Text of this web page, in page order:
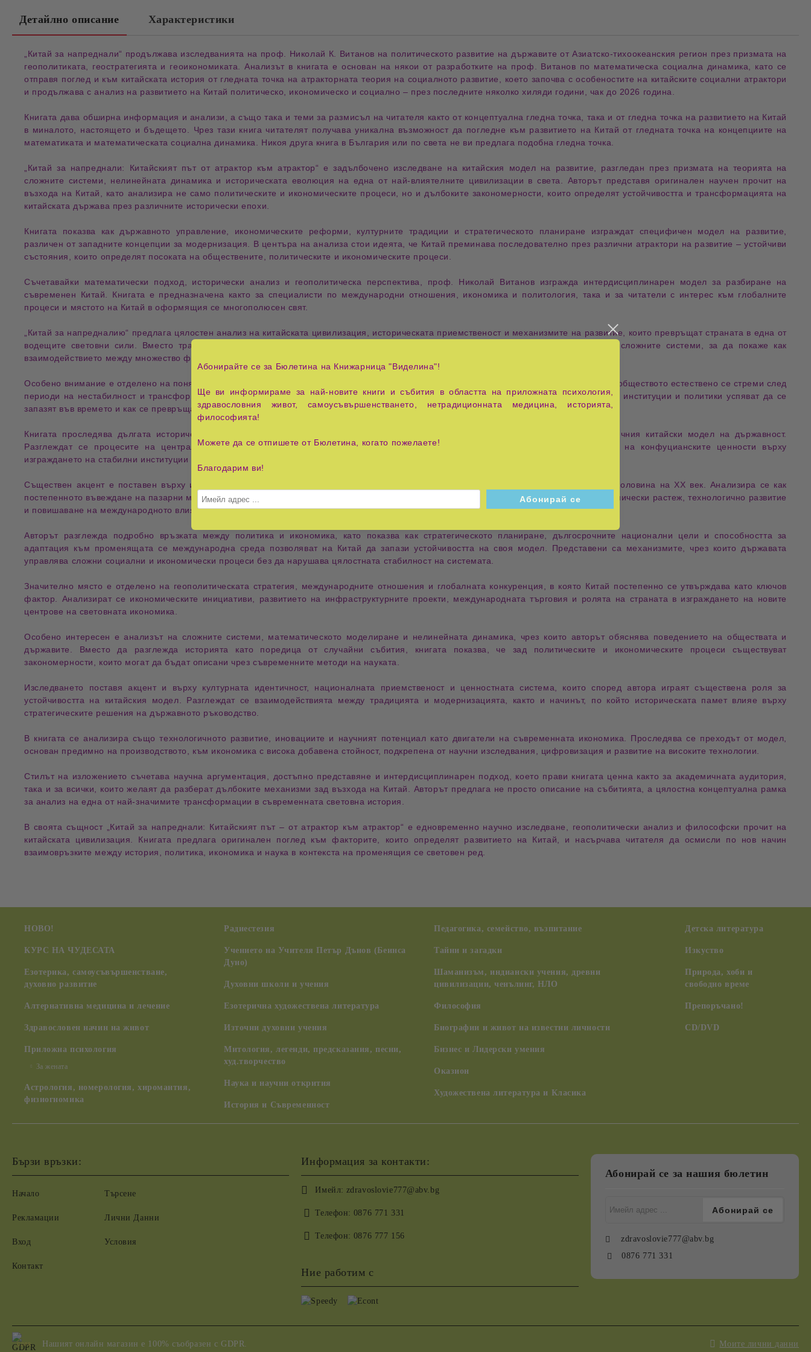
Детайлно описание Характеристики
Китай за напреднали“ продължава изследванията на проф. Николай К. Витанов на политическото развитие
геополитиката
геостратегията и геоикономиката. Анализът в книгата е основан на някои от разработките на проф. Витанов по математическа социална динамика , като се
отправя поглед и към китайската история от гледната точка на атракторната теория на социалното развитие, което започва с особеностите на китайските социални атрактори
и продължава с анализ на развитието на Китай политическо, икономическо и социално – през последните няколко хиляди години, чак до 2026 година
Книгата дава обширна информация и анализи , а също така и теми за размисъл на читателя както от концептуална гледна точка, така и от гледна точка на развитието на Китай
в миналото настоящето и бъдещето
математиката и математическата социална динамика . Никоя друга книга в България или по света не ви предлага подобна гледна точка
„Китай за напреднали: Китайският път от атрактор към атрактор“ е задълбочено изследване на китайския модел на развитие , разгледан през призмата на теорията на
сложните системи
нелинейната динамика и историческата еволюция на една от най-влиятелните цивилизации в света. Авторът представя оригинален научен прочит на
възхода на Китай, като анализира не само политическите и икономическите процеси, но и дълбоките закономерности, които определят устойчивостта и трансформацията на
китайската държава през различните исторически епохи.
Книгата показва как държавното управление икономическите реформи културните традиции истратегическото планиране
изграждат специфичен модел на развитие,
различен от западните концепции за модернизация. В центъра на анализа стои идеята, че Китай преминава последователно през различни атрактори на развитие – устойчиви
състояния, които определят посоката на обществените, политическите и икономическите процеси.
Съчетавайки математически подход исторически анализ и геополитическа перспектива
, проф. Николай Витанов изгражда интердисциплинарен модел за разбиране на
съвременен Китай. Книгата е предназначена както за специалисти по международни отношения, икономика и политология, така и за читатели с интерес към глобалните
процеси и мястото на Китай в оформящия се многополюсен свят.
„Китай за напредналию“ предлага цялостен анализ на китайската цивилизация историческата приемственост и механизмите на развитие , които превръщат страната в една от
водещите световни сили. Вместо традиционен политически или икономически обзор, авторът използва концепции от теорията на сложните системи, за да покаже как
взаимодействието между множество фактори формира устойчиви модели на обществено развитие.
Особено внимание е отделено на понятието
, към които обществото естествено се стреми след
периоди на нестабилност и трансформация. Чрез този подход читателят получава възможност да разбере защо определени решения, институции и политики успяват да се
запазят във времето и как се превръщат в основа за следващите етапи от развитието на Китай.
Книгата проследява дългата историческа еволюция
, които оформят специфичния китайски модел на държавност.
Разглеждат се процесите на централизация, административното управление, ролята на традиционната философия и влиянието на конфуцианските ценности върху
изграждането на стабилни институции и обществен ред.
Съществен акцент е поставен върху икономическите реформи
, започнали през втората половина на XX век. Анализира се как
постепенното въвеждане на пазарни механизми при запазване на силна държавна координация създава условия за впечатляващ икономически растеж, технологично развитие
и повишаване на международното влияние на Китай.
Авторът разглежда подробно връзката между политика и икономика , като показва как стратегическото планиране, дългосрочните национални цели и способността за
адаптация към променящата се международна среда позволяват на Китай да запази устойчивостта на своя модел. Представени са механизмите, чрез които държавата
управлява сложни социални и икономически процеси без да нарушава цялостната стабилност на системата.
Значително място е отделено на геополитическата стратегия международните отношения и глобалната конкуренция
, в която Китай постепенно се утвърждава като ключов
фактор. Анализират се икономическите инициативи, развитието на инфраструктурните проекти, международната търговия и ролята на страната в изграждането на новите
центрове на световната икономика.
Особено интересен е анализът на сложните системи математическото моделиране и нелинейната динамика , чрез които авторът обяснява поведението на обществата и
държавите. Вместо да разглежда историята като поредица от случайни събития, книгата показва, че зад политическите и икономическите процеси съществуват
закономерности, които могат да бъдат описани чрез съвременните методи на науката.
Изследването поставя акцент и върху културната идентичност, националната приемственост и ценностната система , които според автора играят съществена роля за
устойчивостта на китайския модел. Разглеждат се взаимодействията между традицията и модернизацията, както и начинът, по който историческата памет влияе върху
стратегическите решения на държавното ръководство.
В книгата се анализира същотехнологичното развитие иновациите и научният потенциал като двигатели на съвременната икономика. Проследява се преходът от модел,
основан предимно на производството, към икономика с висока добавена стойност, подкрепена от научни изследвания, цифровизация и развитие на високите технологии.
Стилът на изложението съчетава научна аргументация достъпно представяне и интердисциплинарен подход
, което прави книгата ценна както за академичната аудитория,
така и за всички, които желаят да разберат дълбоките механизми зад възхода на Китай. Авторът предлага не просто описание на събитията, а цялостна концептуална рамка
за анализ на една от най-значимите трансформации в съвременната световна история.
В своята същност „Китай за напреднали: Китайският път – от атрактор към атрактор“ е едновременно научно изследване геополитически анализ ифилософски прочит на
китайската цивилизация. Книгата предлага оригинален поглед към факторите, които определят развитието на Китай, и насърчава читателя да осмисли по нов начин
взаимовръзките между история, политика, икономика и наука в контекста на променящия се световен ред.
НОВО!
КУРС НА ЧУДЕСАТА
Езотерика, самоусъвършенстване,
духовно развитие
Алтернативна медицина и лечение
Здравословен начин на живот
Приложна психология
За жената
Астрология, номерология, хиромантия,
физиогномика
Радиестезия
Учението на Учителя Петър Дънов (Беинса
Дуно)
Духовни школи и учения
Езотерична художествена литература
Източни духовни учения
Митология, легенди, предсказания, песни,
худ.творчество
Наука и научни открития
История и Съвременност
Педагогика, семейство, възпитание
Тайни и загадки
Шаманизъм, индиански учения, древни
цивилизации, ченълинг, НЛО
Философия
Биографии и живот на известни личности
Бизнес и Лидерски умения
Оказион
Художествена литература и Класика
Детска литература
Изкуство
Природа, хоби и
свободно време
Препоръчано!
CD/DVD
Бързи връзки:
Начало
Рекламации
Вход
Контакт
Търсене
Лични Данни
Условия
Информация за контакти:
Имейл: zdravoslovie777@abv.bg
Телефон: 0876 771 331
Телефон: 0876 777 156
Ние работим с
Абонирай се за нашия бюлетин
zdravoslovie777@abv.bg
0876 771 331
GDPR Нашият онлайн магазин е 100% съобразен с GDPR. Моите лични данни
Абонирайте се за Бюлетина на Книжарница "Виделина"!
Ще ви информираме за най-новите книги и събития в областта на приложната психология,
здравословния живот, самоусъвършенстването, нетрадиционната медицина, историята,
философията!
Можете да се отпишете от Бюлетина, когато пожелаете!
Благодарим ви!